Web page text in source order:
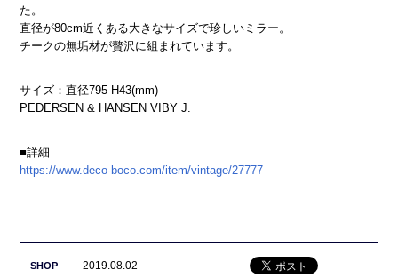
た。
直径が80cm近くある大きなサイズで珍しいミラー。
チークの無垢材が贅沢に組まれています。
サイズ：直径795 H43(mm)
PEDERSEN & HANSEN VIBY J.
■詳細
https://www.deco-boco.com/item/vintage/27777
SHOP 2019.08.02